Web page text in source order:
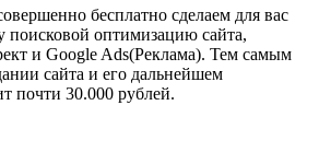
бесплатно сделаем для вас
поисковой оптимизацию сайта,
и Google Ads(Реклама). Тем самым
сайта и его дальнейшем
почти 30.000 рублей.